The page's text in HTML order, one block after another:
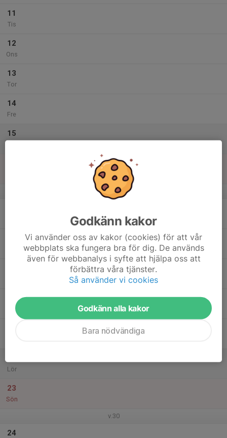
11
Tis
12
Ons
13
Tor
14
Fre
15
v.29
Tor
10:30
Sprintstafett-träning
Regementsområdet
Lör
23
Sön
v.30
24
Godkänn kakor
Vi använder oss av kakor (cookies) för att vår
webbplats ska fungera bra för dig. De används
även för webbanalys i syfte att hjälpa oss att
förbättra våra tjänster.
Så använder vi cookies
Godkänn alla kakor
Bara nödvändiga